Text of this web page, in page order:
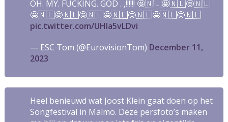
OH. MY. FUCKING. GOD . ,!!!!!! 🤩🇳🇱🤩🇳🇱🤩🇳🇱
🤩🇳🇱🤩🇳🇱🤩🇳🇱🤩🇳🇱🤩🇳🇱🤩🇳🇱🤩🇳🇱
pic.twitter.com/UHla5vLDvi
— ESC Tom (@EurovisionTom) December 11,
2023
Heel benieuwd wat Joost Klein gaat doen op het
Songfestival in Malmö. Deze persfoto’s maken